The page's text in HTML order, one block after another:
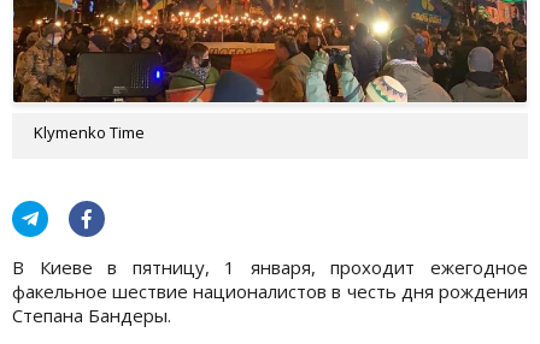
Klymenko Time
В Киеве в пятницу, 1 января, проходит ежегодное
факельное шествие националистов в честь дня рождения
Степана Бандеры.